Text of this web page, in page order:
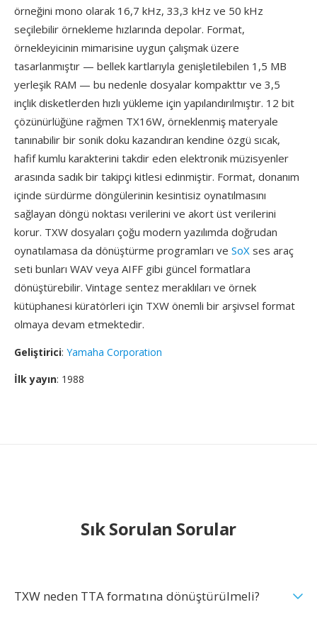
örneğini mono olarak 16,7 kHz, 33,3 kHz ve 50 kHz
seçilebilir örnekleme hızlarında depolar. Format,
örnekleyicinin mimarisine uygun çalışmak üzere
tasarlanmıştır — bellek kartlarıyla genişletilebilen 1,5 MB
yerleşik RAM — bu nedenle dosyalar kompakttır ve 3,5
inçlik disketlerden hızlı yükleme için yapılandırılmıştır. 12 bit
çözünürlüğüne rağmen TX16W, örneklenmiş materyale
tanınabilir bir sonik doku kazandıran kendine özgü sıcak,
hafif kumlu karakterini takdir eden elektronik müzisyenler
arasında sadık bir takipçi kitlesi edinmiştir. Format, donanım
içinde sürdürme döngülerinin kesintisiz oynatılmasını
sağlayan döngü noktası verilerini ve akort üst verilerini
korur. TXW dosyaları çoğu modern yazılımda doğrudan
oynatılamasa da dönüştürme programları ve SoX ses araç
seti bunları WAV veya AIFF gibi güncel formatlara
dönüştürebilir. Vintage sentez meraklıları ve örnek
kütüphanesi küratörleri için TXW önemli bir arşivsel format
olmaya devam etmektedir.
Geliştirici: Yamaha Corporation
İlk yayın: 1988
Sık Sorulan Sorular
TXW neden TTA formatına dönüştürülmeli?